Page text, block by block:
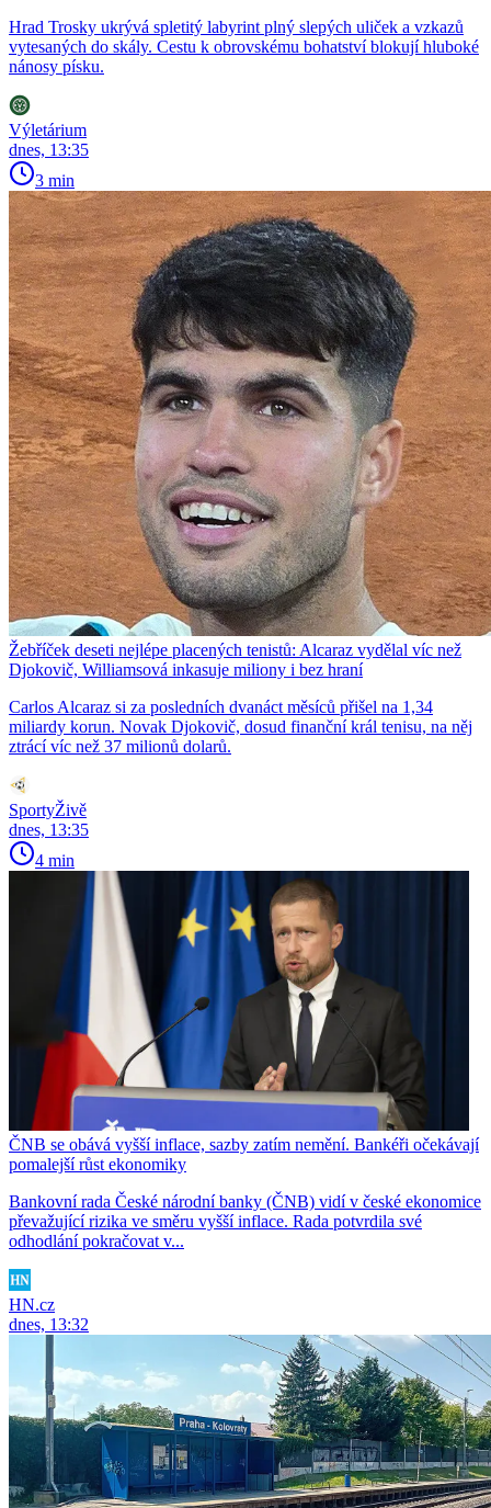
Hrad Trosky ukrývá spletitý labyrint plný slepých uliček a vzkazů
vytesaných do skály. Cestu k obrovskému bohatství blokují hluboké
nánosy písku.
Výletárium
dnes, 13:35
3 min
Žebříček deseti nejlépe placených tenistů: Alcaraz vydělal víc než
Djokovič, Williamsová inkasuje miliony i bez hraní
Carlos Alcaraz si za posledních dvanáct měsíců přišel na 1,34
miliardy korun. Novak Djokovič, dosud finanční král tenisu, na něj
ztrácí víc než 37 milionů dolarů.
SportyŽivě
dnes, 13:35
4 min
ČNB se obává vyšší inflace, sazby zatím nemění. Bankéři očekávají
pomalejší růst ekonomiky
Bankovní rada České národní banky (ČNB) vidí v české ekonomice
převažující rizika ve směru vyšší inflace. Rada potvrdila své
odhodlání pokračovat v...
HN.cz
dnes, 13:32